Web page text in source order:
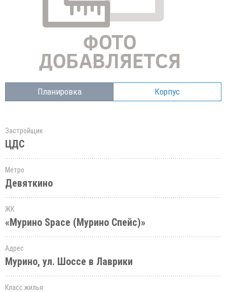
Планировка Корпус
Застройщик
ЦДС
Метро
Девяткино
ЖК
«Мурино Space (Мурино Спейс)»
Адрес
Мурино, ул. Шоссе в Лаврики
Класс жилья